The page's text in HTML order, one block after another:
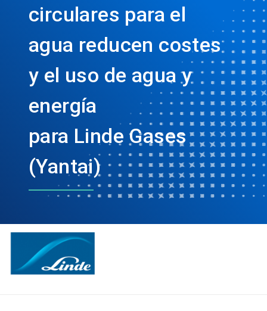
circulares para el
agua reducen costes
y el uso de agua y
energía
para Linde Gases
(Yantai)